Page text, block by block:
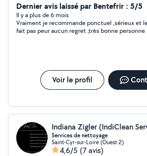
Dernier avis laissé par Bentefrir : 5/5
Il y a plus de 6 mois
Vraiment je recommande ponctuel ,sérieux et
fait pas peur aucun regret ,très bonne personne
Voir le profil
Indiana Zigler (IndiClean
Services de nettoyage
Saint-Cyr-sur-Loire (Ouest 2)
4,6/5 (7 avis)